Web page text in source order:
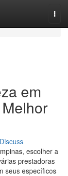
em
Discuss
escolher a
prestadoras
seus específicos